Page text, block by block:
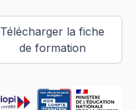
Télécharger la fiche
de formation